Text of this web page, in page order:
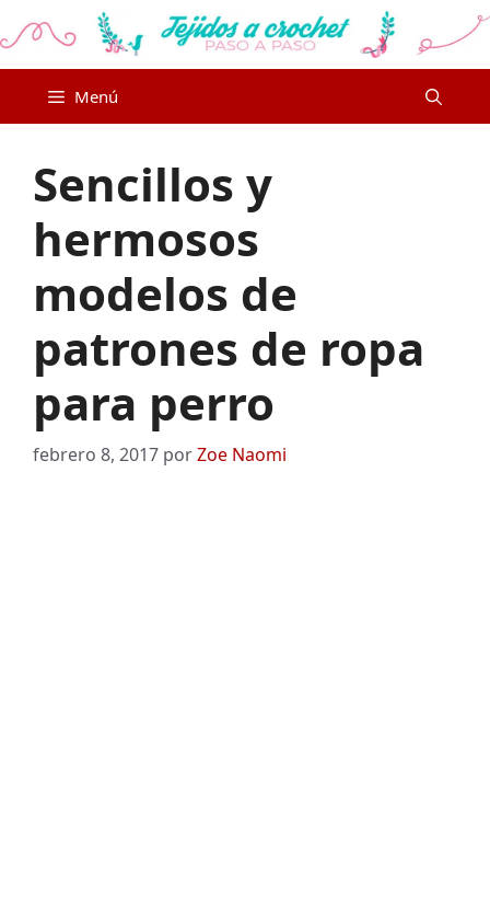
al
Menú
Sencillos y
hermosos
modelos de
patrones de ropa
para perro
febrero 8, 2017 porZoe Naomi